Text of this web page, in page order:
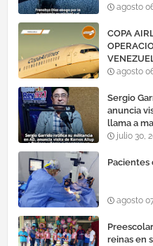
agosto
COPA
OPERACIONES A LA ISLA
agosto
Sergio
anuncia
llama a
julio 30,
Pacientes
agosto
reinas en